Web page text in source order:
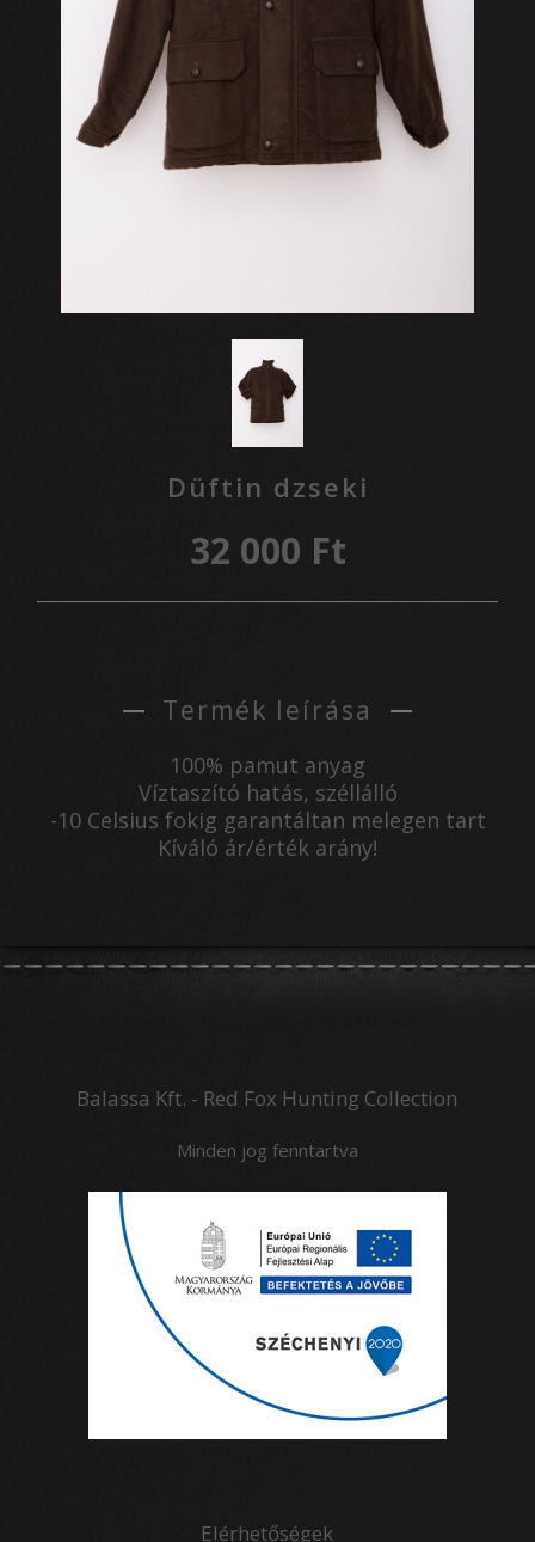
Düftin dzseki
32 000 Ft
Termék leírása
100% pamut anyag
Víztaszító hatás, széllálló
-10 Celsius fokig garantáltan melegen tart
Kíváló ár/érték arány!
Balassa Kft. - Red Fox Hunting Collection
Minden jog fenntartva
Elérhetőségek